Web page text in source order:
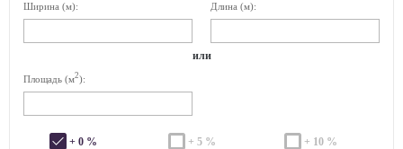
Ширина (м): Длина (м):
или
Площадь (м2):
+ 0 % + 5 % + 10 %